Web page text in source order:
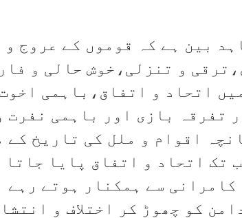
بين ہے کہ قوموں کے عروج و
و تنزلی،خوش حالی و
اتحاد و اتفاق،باہمی
تفرقہ بازی اور باہمی نفرت
اقوام و ملل کی تاریخ کے
تک اتحاد و اتفاق پایا جاتا
سے ہمکنار ہوتے رہے
کو چھوڑ کر اختلاف و